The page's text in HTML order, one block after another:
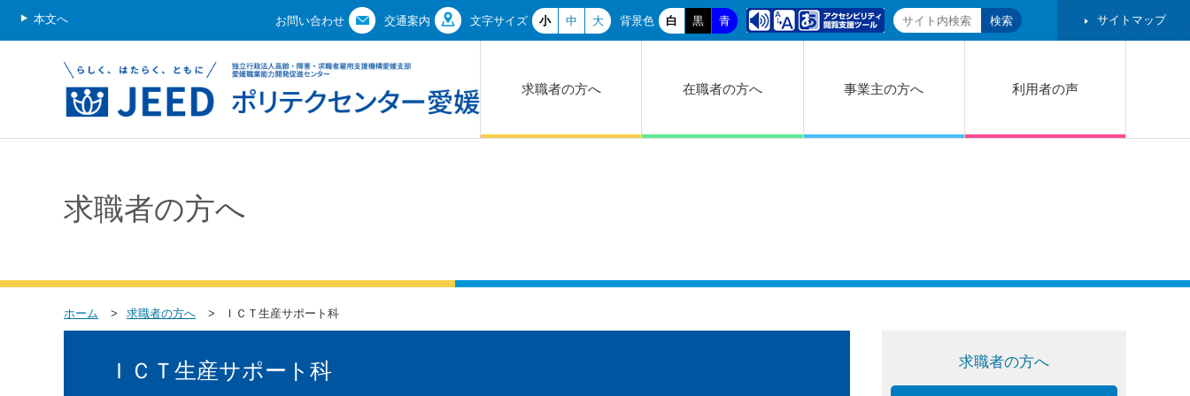
本文へ お問い合わせ 交通案内 文字サイズ 小 中 大 背景色 白 黒 青 サイトマップ
求職者の方へ 在職者の方へ 事業主の方へ 利用者の声
求職者の方へ
ホーム 求職者の方へ ＩＣＴ生産サポート科
ＩＣＴ生産サポート科 求職者の方へ